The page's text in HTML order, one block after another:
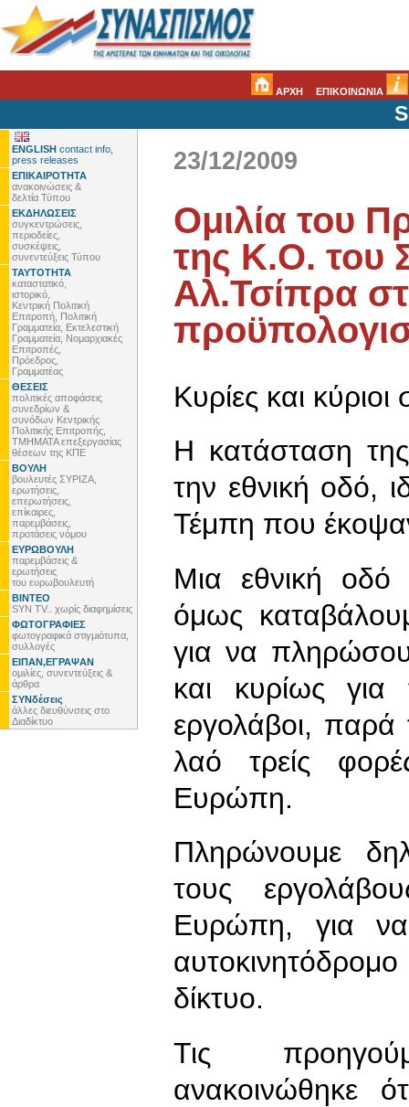
ΑΡΧΗ ΕΠΙΚΟΙΝΩΝΙΑ
ENGLISH contact info,
press releases
ΕΠΙΚΑΙΡΟΤΗΤΑ
ανακοινώσεις &
δελτία Τύπου
ΕΚΔΗΛΩΣΕΙΣ
συγκεντρώσεις,
περιοδείες,
συσκέψεις,
συνεντεύξεις Τύπου
ΤΑΥΤΟΤΗΤΑ
καταστατικό,
ιστορικό,
Κεντρική Πολιτική
Επιτροπή, Πολιτική
Γραμματεία, Εκτελεστική
Γραμματεία, Νομαρχιακές
Επιτροπές,
Πρόεδρος,
Γραμματέας
ΘΕΣΕΙΣ
πολιτικές αποφάσεις
συνεδρίων &
συνόδων Κεντρικής
Πολιτικής Επιτροπής,
ΤΜΗΜΑΤΑ επεξεργασίας
θέσεων της ΚΠΕ
ΒΟΥΛΗ
βουλευτές ΣΥΡΙΖΑ,
ερωτήσεις,
επερωτήσεις,
επίκαιρες,
παρεμβάσεις,
προτάσεις νόμου
ΕΥΡΩΒΟΥΛΗ
παρεμβάσεις &
ερωτήσεις
του ευρωβουλευτή
ΒΙΝΤΕΟ
SYN TV.. χωρίς διαφημίσεις
ΦΩΤΟΓΡΑΦΙΕΣ
φωτογραφικά στιγμιότυπα,
συλλογές
ΕΙΠΑΝ,ΕΓΡΑΨΑΝ
ομιλίες, συνεντεύξεις &
άρθρα
ΣΥΝδέσεις
άλλες διευθύνσεις στο
Διαδίκτυο
23/12/2009
Ομιλία του
της Κ.Ο. του
Αλ.Τσίπρα
Κυρίες και
Η κατάσταση της
την εθνική οδό,
Τέμπη που
Μια εθνική οδό
όμως
για να
και κυρίως
εργολάβοι, παρά
λαό τρείς
Ευρώπη.
Πληρώνουμε
τους
Ευρώπη, για να
αυτοκινητόδρομο
δίκτυο.
Τις
ανακοινώθηκε